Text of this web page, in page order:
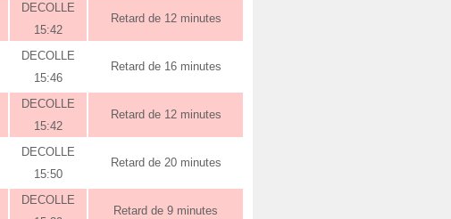
DECOLLE
15:42
Retard de 12 minutes
DECOLLE
15:46
Retard de 16 minutes
DECOLLE
15:42
Retard de 12 minutes
DECOLLE
15:50
Retard de 20 minutes
DECOLLE
Retard de 9 minutes